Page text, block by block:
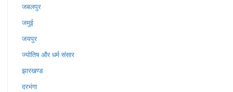
जबलपुर
जमुई
जयपुर
ज्योतिष और धर्म संसार
झारखण्ड
दरभंगा